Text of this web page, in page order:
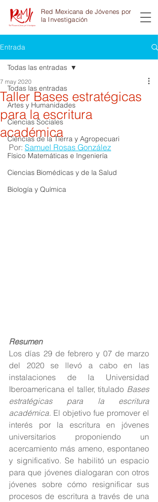
Red Mexicana de Jóvenes por
la Investigación
Entrada
Todas las entradas
Artes y Humanidades
Ciencias Sociales
Ciencias de la Tierra y Agropecuari
Físico Matemáticas e Ingeniería
Ciencias Biomédicas y de la Salud
Biología y Química
Todas las entradas
Taller Bases estratégicas
para la escritura
académica
7 may 2020
Por: Samuel Rosas González
Resumen
Los días 29 de febrero y 07 de marzo
del 2020 se llevó a cabo en las
instalaciones de la Universidad
Iberoamericana el taller, titulado Bases
estratégicas para la escritura
académica. El objetivo fue promover el
interés por la escritura en jóvenes
universitarios proponiendo un
acercamiento más ameno, espontaneo
y significativo. Se habilitó un espacio
para que jóvenes dialogaran con otros
jóvenes sobre cómo resignificar sus
procesos de escritura a través de una